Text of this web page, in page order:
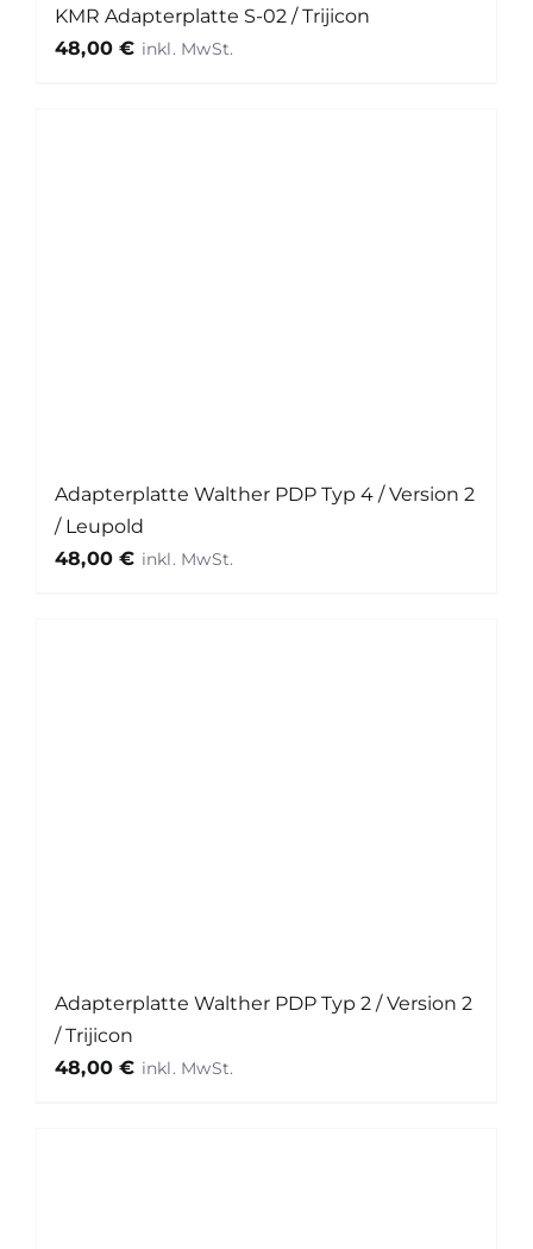
KMR Adapterplatte S-02 / Trijicon
48,00€
Adapterplatte Walther PDP Typ 4 / Version 2
/ Leupold
48,00€
Adapterplatte Walther PDP Typ 2 / Version 2
/ Trijicon
48,00€